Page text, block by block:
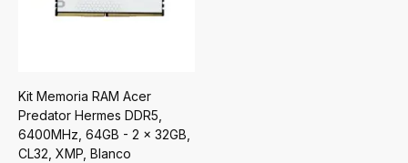
Kit Memoria RAM Acer
Predator Hermes DDR5,
6400MHz, 64GB - 2 x 32GB,
CL32, XMP, Blanco